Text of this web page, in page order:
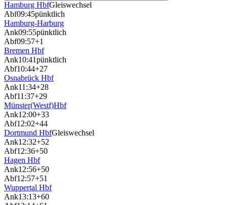
Hamburg HbfGleiswechsel
Abf09:45pünktlich
Hamburg-Harburg
Ank09:55pünktlich
Abf09:57+1
Bremen Hbf
Ank10:41pünktlich
Abf10:44+27
Osnabrück Hbf
Ank11:34+28
Abf11:37+29
Münster(Westf)Hbf
Ank12:00+33
Abf12:02+44
Dortmund HbfGleiswechsel
Ank12:32+52
Abf12:36+50
Hagen Hbf
Ank12:56+50
Abf12:57+51
Wuppertal Hbf
Ank13:13+60